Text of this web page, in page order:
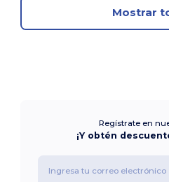
Mostrar
Regístrate en
¡Y obtén